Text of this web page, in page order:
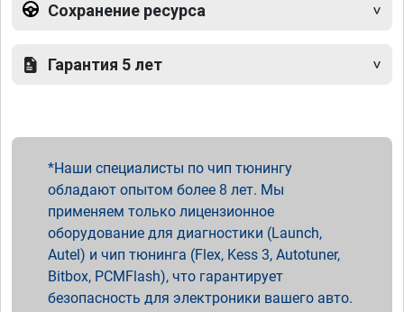
Сохранение ресурса
Гарантия 5 лет
Наши специалисты по чип тюнингу
обладают опытом более 8 лет. Мы
применяем только лицензионное
оборудование для диагностики (Launch,
Autel) и чип тюнинга (Flex, Kess 3, Autotuner,
Bitbox, PCMFlash), что гарантирует
безопасность для электроники вашего авто.